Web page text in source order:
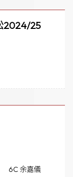
2024/25
6C 余嘉儀